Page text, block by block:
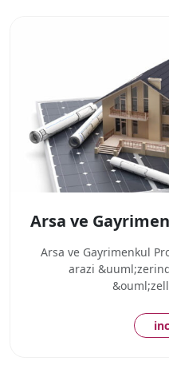
Arsa ve
Arsa ve Gayrimenkul
arazi